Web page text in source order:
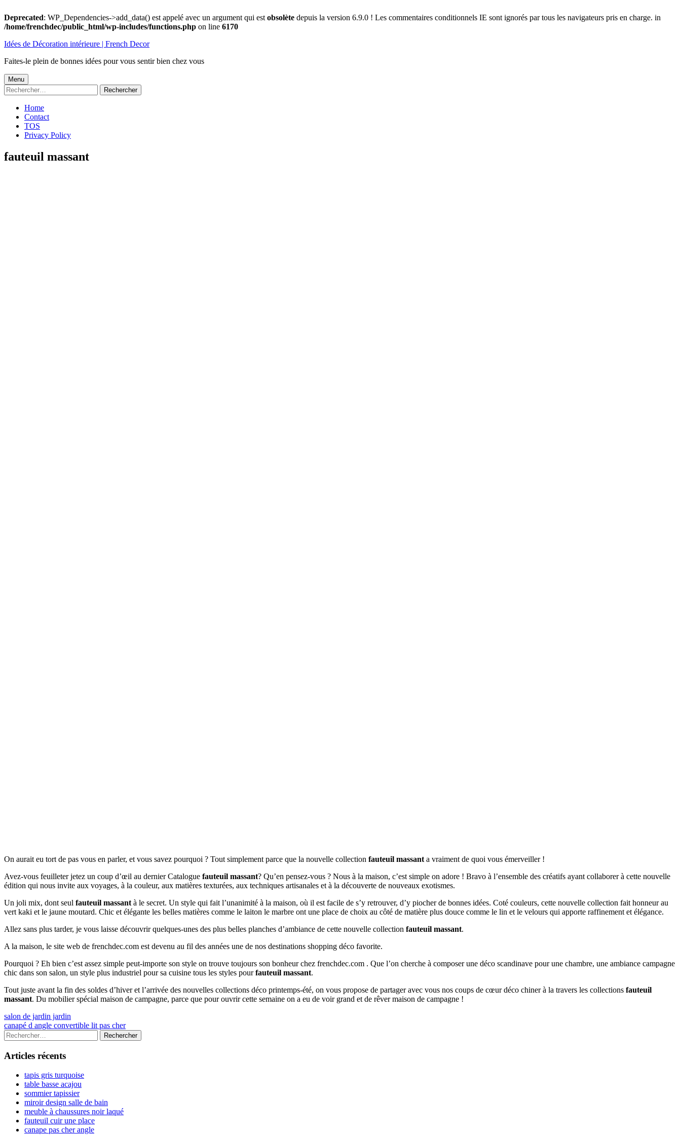
Deprecated: WP_Dependencies->add_data() est appelé avec un argument qui est obsolète depuis la version 6.9.0 ! Les commentaires conditionnels IE sont ignorés par tous les navigateurs pris en charge. in
/home/frenchdec/public_html/wp-includes/functions.php on line 6170
au
Idées de Décoration intérieure | French Decor
Faites-le plein de bonnes idées pour vous sentir bien chez vous
Menu
principal
Menu
Rechercher :
Home
Contact
TOS
Privacy Policy
fauteuil massant
On aurait eu tort de pas vous en parler, et vous savez pourquoi ? Tout simplement parce que la nouvelle collection fauteuil massant a vraiment de quoi vous émerveiller !
Avez-vous feuilleter jetez un coup d’œil au dernier Catalogue fauteuil massant? Qu’en pensez-vous ? Nous à la maison, c’est simple on adore ! Bravo à l’ensemble des créatifs ayant collaborer à cette nouvelle
édition qui nous invite aux voyages, à la couleur, aux matières texturées, aux techniques artisanales et à la découverte de nouveaux exotismes.
Un joli mix, dont seul fauteuil massant à le secret. Un style qui fait l’unanimité à la maison, où il est facile de s’y retrouver, d’y piocher de bonnes idées. Coté couleurs, cette nouvelle collection fait honneur au
vert kaki et le jaune moutard. Chic et élégante les belles matières comme le laiton le marbre ont une place de choix au côté de matière plus douce comme le lin et le velours qui apporte raffinement et élégance.
Allez sans plus tarder, je vous laisse découvrir quelques-unes des plus belles planches d’ambiance de cette nouvelle collection fauteuil massant.
A la maison, le site web de frenchdec.com est devenu au fil des années une de nos destinations shopping déco favorite.
Pourquoi ? Eh bien c’est assez simple peut-importe son style on trouve toujours son bonheur chez frenchdec.com . Que l’on cherche à composer une déco scandinave pour une chambre, une ambiance campagne
chic dans son salon, un style plus industriel pour sa cuisine tous les styles pourfauteuil massant.
Tout juste avant la fin des soldes d’hiver et l’arrivée des nouvelles collections déco printemps-été, on vous propose de partager avec vous nos coups de cœur déco chiner à la travers les collections fauteuil
massant. Du mobilier spécial maison de campagne, parce que pour ouvrir cette semaine on a eu de voir grand et de rêver maison de campagne !
Navigation
de
l’article
Previous
article:
salon de jardin jardin
Next
article:
canapé d angle convertible lit pas cher
Colonne
latérale
principale
Rechercher :
Articles récents
tapis gris turquoise
table basse acajou
sommier tapissier
miroir design salle de bain
meuble à chaussures noir laqué
fauteuil cuir une place
canape pas cher angle